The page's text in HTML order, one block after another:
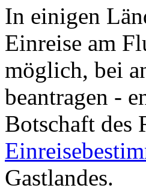
In einigen
Einreise am
möglich, bei
beantragen -
Botschaft des
Gastlandes.